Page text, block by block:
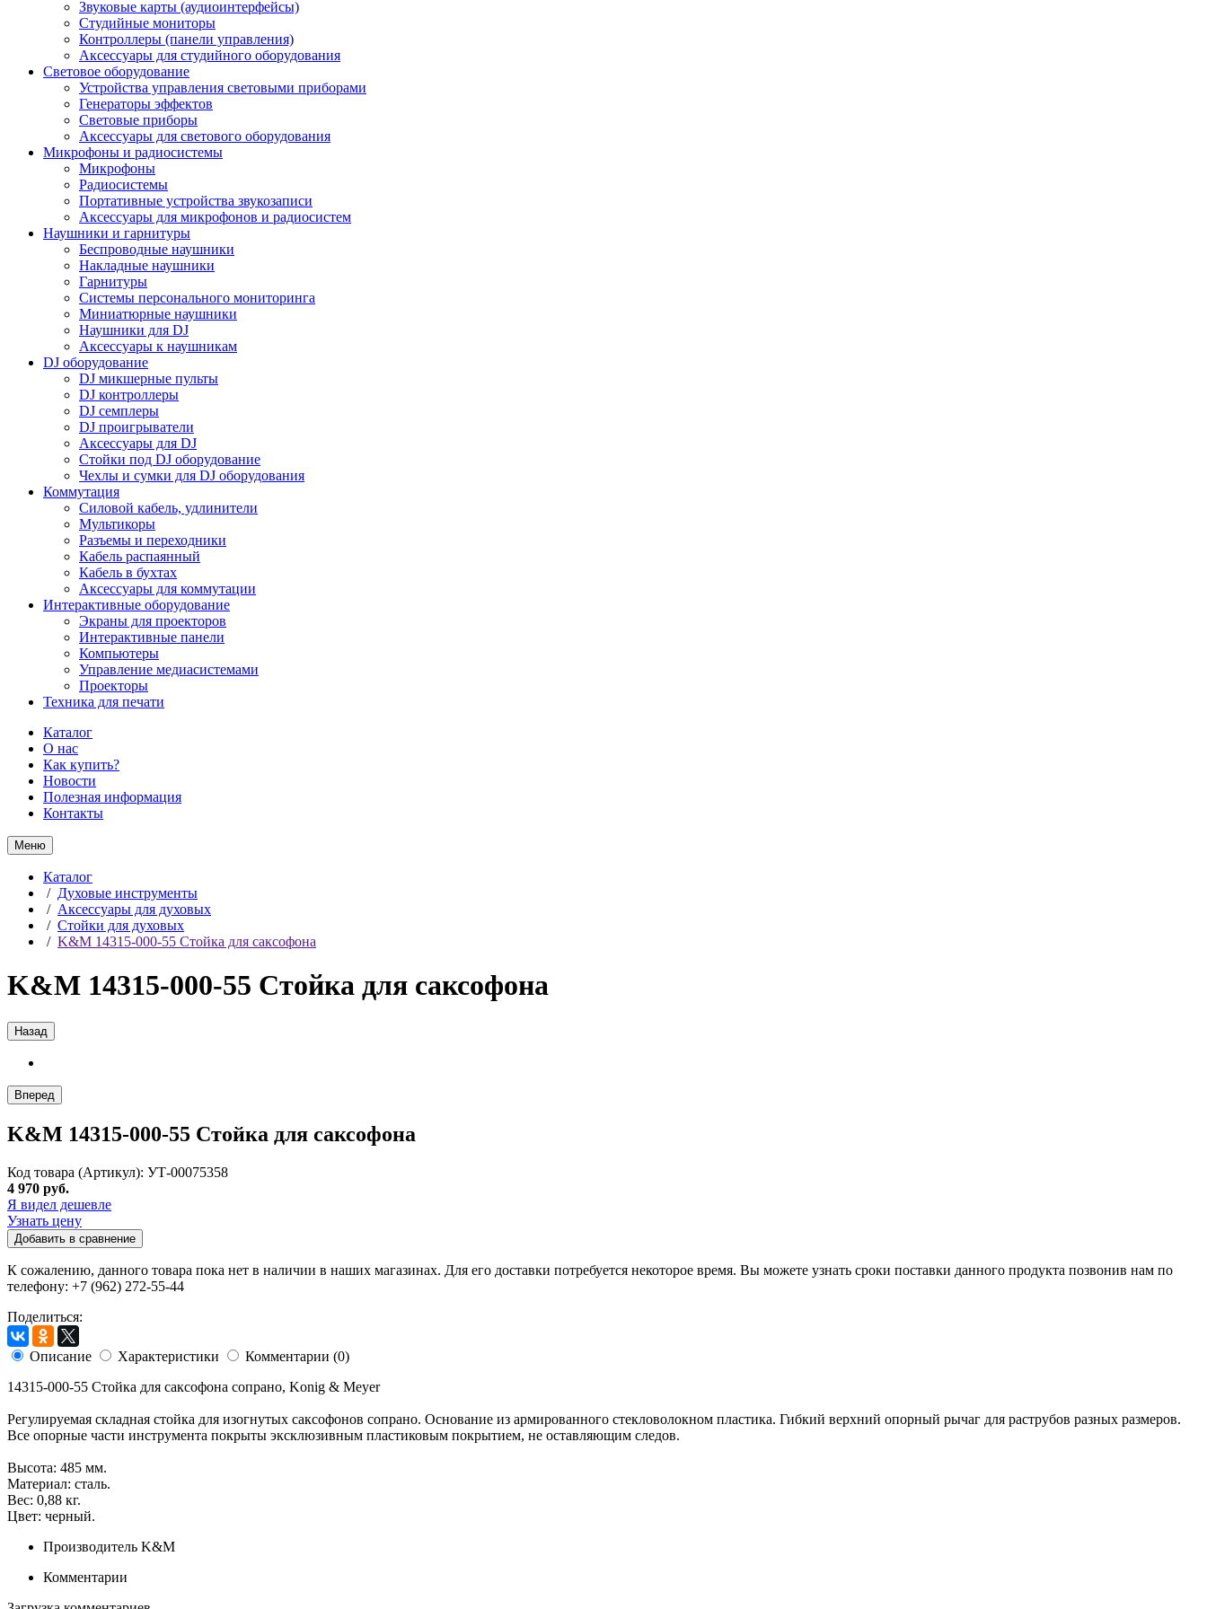
Звуковые карты (аудиоинтерфейсы)
Студийные мониторы
Контроллеры (панели управления)
Аксессуары для студийного оборудования
Световое оборудование
Устройства управления световыми приборами
Генераторы эффектов
Световые приборы
Аксессуары для светового оборудования
Микрофоны и радиосистемы
Микрофоны
Радиосистемы
Портативные устройства звукозаписи
Аксессуары для микрофонов и радиосистем
Наушники и гарнитуры
Беспроводные наушники
Накладные наушники
Гарнитуры
Системы персонального мониторинга
Миниатюрные наушники
Наушники для DJ
Аксессуары к наушникам
DJ оборудование
DJ микшерные пульты
DJ контроллеры
DJ семплеры
DJ проигрыватели
Аксессуары для DJ
Стойки под DJ оборудование
Чехлы и сумки для DJ оборудования
Коммутация
Силовой кабель, удлинители
Мультикоры
Разъемы и переходники
Кабель распаянный
Кабель в бухтах
Аксессуары для коммутации
Интерактивные оборудование
Экраны для проекторов
Интерактивные панели
Компьютеры
Управление медиасистемами
Проекторы
Техника для печати
Каталог
О нас
Как купить?
Новости
Полезная информация
Контакты
Меню
Каталог
/ Духовые инструменты
/ Аксессуары для духовых
/ Стойки для духовых
/ K&M 14315-000-55 Стойка для саксофона
K&M 14315-000-55 Стойка для саксофона
Назад
Вперед
K&M 14315-000-55 Стойка для саксофона
Код товара (Артикул): УТ-00075358
4 970 руб.
Я видел дешевле
Узнать цену
Добавить в сравнение
К сожалению, данного товара пока нет в наличии в наших магазинах. Для его доставки потребуется некоторое время. Вы можете узнать сроки поставки данного продукта позвонив нам по
телефону: +7 (962) 272-55-44
Поделиться:
Описание Характеристики
Комментарии (0)
14315-000-55 Стойка для саксофона сопрано, Konig & Meyer
Регулируемая складная стойка для изогнутых саксофонов сопрано. Основание из армированного стекловолокном пластика. Гибкий верхний опорный рычаг для раструбов разных размеров.
Все опорные части инструмента покрыты эксклюзивным пластиковым покрытием, не оставляющим следов.
Высота: 485 мм.
Материал: сталь.
Вес: 0,88 кг.
Цвет: черный.
Производитель K&M
Комментарии